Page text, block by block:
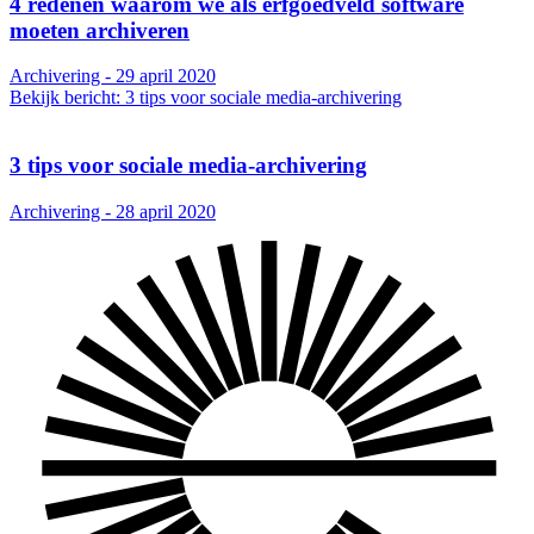
moeten archiveren
Archivering - 29 april 2020
Bekijk bericht: 3 tips voor sociale media-archivering
3 tips voor sociale media-archivering
Archivering - 28 april 2020